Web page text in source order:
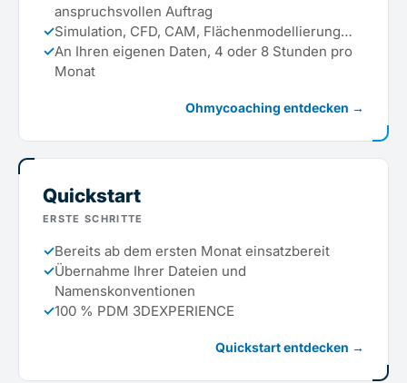
anspruchsvollen Auftrag
✓Simulation, CFD, CAM, Flächenmodellierung…
✓An Ihren eigenen Daten, 4 oder 8 Stunden pro
Monat
Ohmycoaching entdecken →
Quickstart
ERSTE SCHRITTE
✓Bereits ab dem ersten Monat einsatzbereit
✓Übernahme Ihrer Dateien und
Namenskonventionen
✓100 % PDM 3DEXPERIENCE
Quickstart entdecken →